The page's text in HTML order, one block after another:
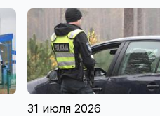
31 июля 2026